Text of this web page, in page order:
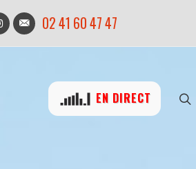
02 41 60 47 47
EN DIRECT